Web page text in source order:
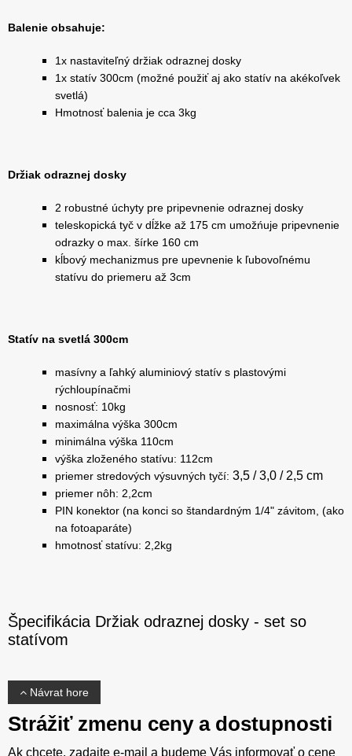
Balenie obsahuje:
1x nastaviteľný držiak odraznej dosky
1x statív 300cm (možné použiť aj ako statív na akékoľvek
svetlá)
Hmotnosť balenia je cca 3kg
Držiak odraznej dosky
2 robustné úchyty pre pripevnenie odraznej dosky
teleskopická tyč v dĺžke až 175 cm umožńuje pripevnenie
odrazky o max. šírke 160 cm
kĺbový mechanizmus pre upevnenie k ľubovoľnému
statívu do priemeru až 3cm
Statív na svetlá 300cm
masívny a ľahký aluminiový statív s plastovými
rýchloupínačmi
nosnosť: 10kg
maximálna výška 300cm
minimálna výška 110cm
výška zloženého statívu: 112cm
priemer stredových výsuvných tyčí: 3,5 / 3,0 / 2,5 cm
priemer nôh: 2,2cm
PIN konektor (na konci so štandardným 1/4" závitom, (ako
na fotoaparáte)
hmotnosť statívu: 2,2kg
Špecifikácia Držiak odraznej dosky - set so
statívom
Návrat hore
Strážiť zmenu ceny a dostupnosti
Ak chcete, zadajte e-mail a budeme Vás informovať o cene